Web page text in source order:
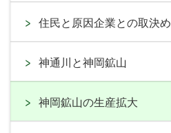
住民と原因企業との取決め
神通川と神岡鉱山
神岡鉱山の生産拡大